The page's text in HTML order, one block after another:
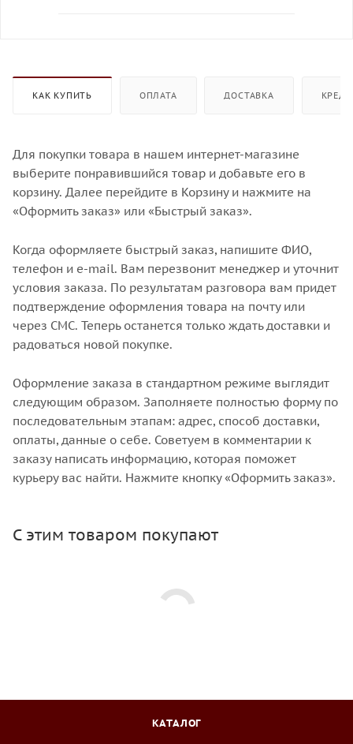
КАК КУПИТЬ ОПЛАТА ДОСТАВКА
Для покупки товара в нашем интернет-магазине
выберите понравившийся товар и добавьте его в
корзину. Далее перейдите в Корзину и нажмите на
«Оформить заказ» или «Быстрый заказ».
Когда оформляете быстрый заказ, напишите ФИО,
телефон и e-mail. Вам перезвонит менеджер и уточнит
условия заказа. По результатам разговора вам придет
подтверждение оформления товара на почту или
через СМС. Теперь останется только ждать доставки и
радоваться новой покупке.
Оформление заказа в стандартном режиме выглядит
следующим образом. Заполняете полностью форму по
последовательным этапам: адрес, способ доставки,
оплаты, данные о себе. Советуем в комментарии к
заказу написать информацию, которая поможет
курьеру вас найти. Нажмите кнопку «Оформить заказ».
С этим товаром покупают
КАТАЛОГ